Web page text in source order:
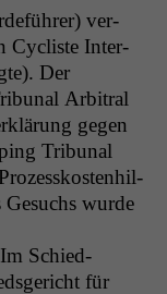
ver­
Cycliste Inter­
Der
Arbi­tral
gegen
Tri­bunal
wurde
Im Schied­
für